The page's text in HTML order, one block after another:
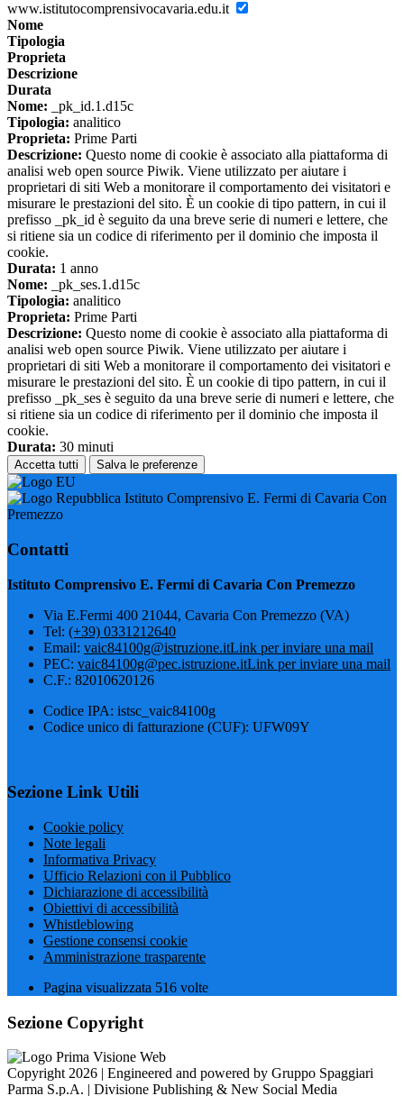
www.istitutocomprensivocavaria.edu.it
Nome
Tipologia
Proprieta
Descrizione
Durata
Nome: _pk_id.1.d15c
Tipologia: analitico
Proprieta: Prime Parti
Descrizione: Questo nome di cookie è associato alla piattaforma di
analisi web open source Piwik. Viene utilizzato per aiutare i
proprietari di siti Web a monitorare il comportamento dei visitatori e
misurare le prestazioni del sito. È un cookie di tipo pattern, in cui il
prefisso _pk_id è seguito da una breve serie di numeri e lettere, che
si ritiene sia un codice di riferimento per il dominio che imposta il
cookie.
Durata: 1 anno
Nome: _pk_ses.1.d15c
Tipologia: analitico
Proprieta: Prime Parti
Descrizione: Questo nome di cookie è associato alla piattaforma di
analisi web open source Piwik. Viene utilizzato per aiutare i
proprietari di siti Web a monitorare il comportamento dei visitatori e
misurare le prestazioni del sito. È un cookie di tipo pattern, in cui il
prefisso _pk_ses è seguito da una breve serie di numeri e lettere, che
si ritiene sia un codice di riferimento per il dominio che imposta il
cookie.
Durata: 30 minuti
Accetta tutti Salva le preferenze
Istituto Comprensivo E. Fermi di Cavaria Con
Premezzo
Contatti
Istituto Comprensivo E. Fermi di Cavaria Con Premezzo
Via E.Fermi 400 21044, Cavaria Con Premezzo (VA)
Tel: (+39) 0331212640
Email: vaic84100g@istruzione.itLink per inviare una mail
PEC: vaic84100g@pec.istruzione.itLink per inviare una mail
C.F.: 82010620126
Codice IPA: istsc_vaic84100g
Codice unico di fatturazione (CUF): UFW09Y
Sezione Link Utili
Cookie policy
Note legali
Informativa Privacy
Ufficio Relazioni con il Pubblico
Dichiarazione di accessibilità
Obiettivi di accessibilità
Whistleblowing
Gestione consensi cookie
Amministrazione trasparente
Pagina visualizzata 516 volte
Sezione Copyright
Copyright 2026 | Engineered and powered by Gruppo Spaggiari
Parma S.p.A. | Divisione Publishing & New Social Media